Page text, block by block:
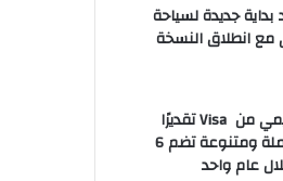
بداية جديدة لسياحة
انطلاق النسخة
بنك مصر يحصل على درع تكريمي من Visa تقديرًا
لنجاحه في إطلاق باقة متكاملة ومتنوعة تضم 6
عام واحد